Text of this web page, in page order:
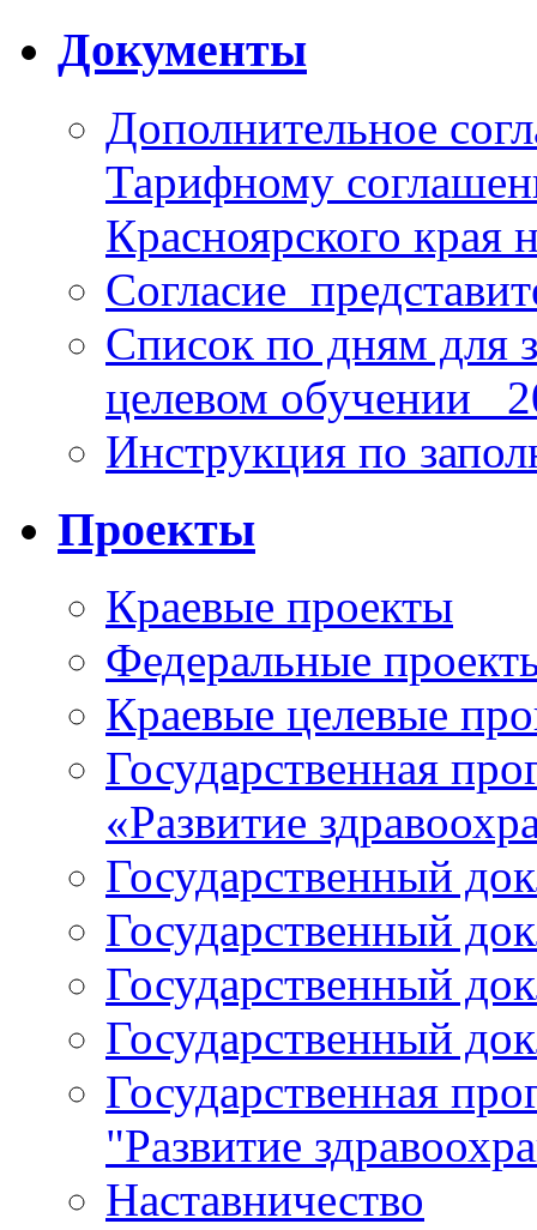
Документы
Дополнительное
Тарифному
Красноярского края
Список по дням для
целевом обучении_
Инструкция по
Проекты
Краевые проекты
Федеральные
Краевые целевые
Государственная
«Развитие
Государственный
Государственный
Государственный
Государственный
Государственная
"Развитие
Наставничество